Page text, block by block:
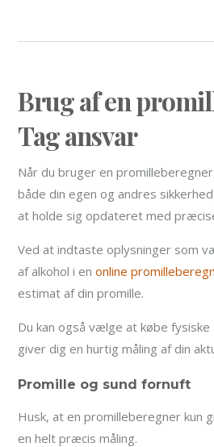
Brug af en
Tag ansvar
Når du bruger en
både din egen og andres
at holde sig opdateret med
Ved at indtaste oplysninger som
af alkohol i enonline
estimat af din promille.
Du kan også vælge at købe
giver dig en hurtig måling af din
Promille og sund fornuft
Husk, at en promilleberegner kun
en helt præcis måling.